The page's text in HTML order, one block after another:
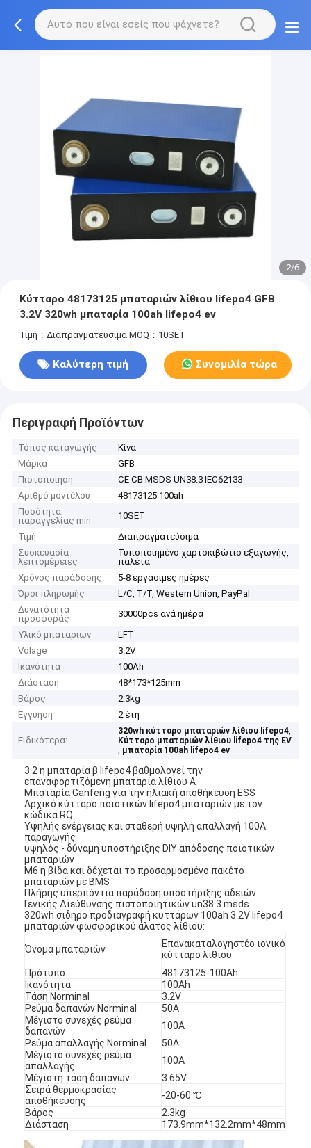
2/6
Κύτταρο 48173125 μπαταριών λίθιου lifepo4 GFB
3.2V 320wh μπαταρία 100ah lifepo4 ev
Τιμή：Διαπραγματεύσιμα MOQ：10SET
Καλύτερη τιμή Συνομιλία τώρα
Περιγραφή Προϊόντων
Τόπος καταγωγής
Κίνα
Μάρκα
GFB
Πιστοποίηση
CE CB MSDS UN38.3 IEC62133
Αριθμό μοντέλου
48173125 100ah
Ποσότητα
παραγγελίας min
10SET
Τιμή
Διαπραγματεύσιμα
Συσκευασία
λεπτομέρειες
Τυποποιημένο χαρτοκιβώτιο εξαγωγής,
παλέτα
Χρόνος παράδοσης
5-8 εργάσιμες ημέρες
Όροι πληρωμής
L/C, T/T, Western Union, PayPal
Δυνατότητα
προσφοράς
30000pcs ανά ημέρα
Υλικό μπαταριών
LFT
Volage
3.2V
Ικανότητα
100Ah
Διάσταση
48*173*125mm
Βάρος
2.3kg
Εγγύηση
2 έτη
Ειδικότερα:
320wh κύτταρο μπαταριών λίθιου lifepo4,
Κύτταρο μπαταριών λίθιου lifepo4 της EV
, μπαταρία 100ah lifepo4 ev
3.2 η μπαταρία β lifepo4 βαθμολογεί την
επαναφορτιζόμενη μπαταρία λίθιου Α
Μπαταρία Ganfeng για την ηλιακή αποθήκευση ESS
Αρχικό κύτταρο ποιοτικών lifepo4 μπαταριών με τον
κώδικα RQ
Υψηλής ενέργειας και σταθερή υψηλή απαλλαγή 100A
παραγωγής
υψηλός - δύναμη υποστήριξης DIY απόδοσης ποιοτικών
μπαταριών
M6 η βίδα και δέχεται το προσαρμοσμένο πακέτο
μπαταριών με BMS
Πλήρης υπερπόντια παράδοση υποστήριξης αδειών
Γενικής Διεύθυνσης πιστοποιητικών un38.3 msds
320wh σιδηρο προδιαγραφή κυττάρων 100ah 3.2V lifepo4
μπαταριών φωσφορικού άλατος λίθιου:
Όνομα μπαταριών
Επανακαταλογηστέο ιονικό
κύτταρο λίθιου
Πρότυπο
48173125-100Ah
Ικανότητα
100Ah
Τάση Norminal
3.2V
Ρεύμα δαπανών Norminal
50A
Μέγιστο συνεχές ρεύμα
δαπανών
100A
Ρεύμα απαλλαγής Norminal
50A
Μέγιστο συνεχές ρεύμα
απαλλαγής
100A
Μέγιστη τάση δαπανών
3.65V
Σειρά θερμοκρασίας
αποθήκευσης
-20-60 ℃
Βάρος
2.3kg
Διάσταση
173.9mm*132.2mm*48mm